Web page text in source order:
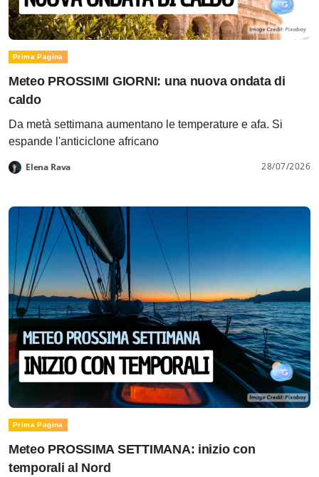
Prima Pagina
Meteo PROSSIMI GIORNI: una nuova ondata di
caldo
Da metà settimana aumentano le temperature e afa. Si
espande l'anticiclone africano
Elena Rava 28/07/2026
Prima Pagina
Meteo PROSSIMA SETTIMANA: inizio con
temporali al Nord